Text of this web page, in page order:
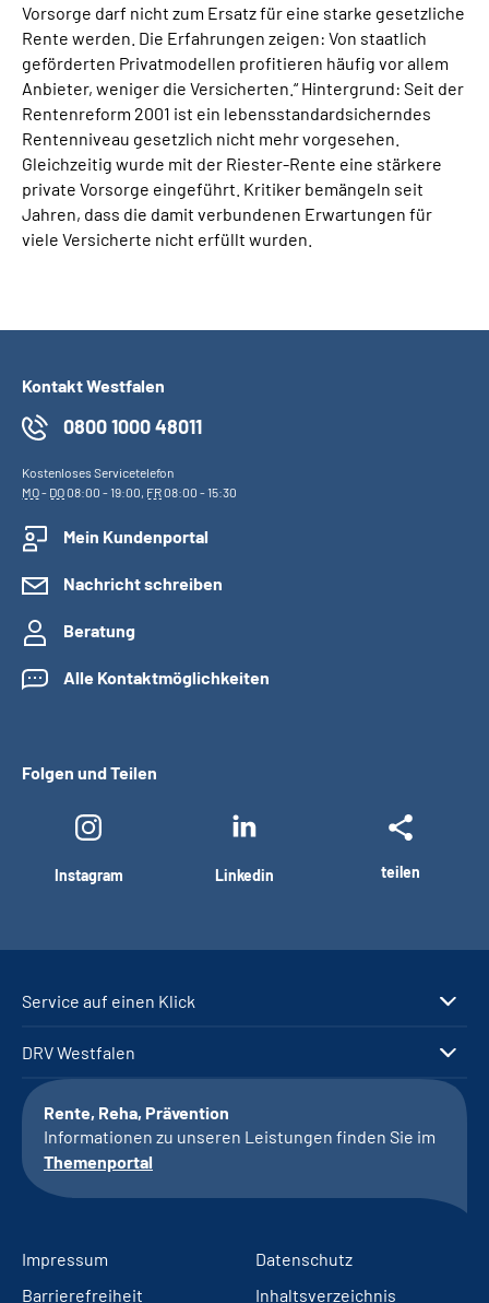
Vorsorge darf nicht zum Ersatz für eine starke gesetzliche
Rente werden. Die Erfahrungen zeigen: Von staatlich
geförderten Privatmodellen profitieren häufig vor allem
Anbieter, weniger die Versicherten.“ Hintergrund: Seit der
Rentenreform 2001 ist ein lebensstandardsicherndes
Rentenniveau gesetzlich nicht mehr vorgesehen.
Gleichzeitig wurde mit der Riester-Rente eine stärkere
private Vorsorge eingeführt. Kritiker bemängeln seit
Jahren, dass die damit verbundenen Erwartungen für
viele Versicherte nicht erfüllt wurden.
Kontakt Westfalen
0800 1000 48011
Kostenloses Servicetelefon
MO- DO08:00 - 19:00, FR08:00 - 15:30
Mein Kundenportal
Nachricht schreiben
Beratung
Alle Kontaktmöglichkeiten
Folgen und Teilen
Instagram Linkedin teilen
Service auf einen Klick
DRV Westfalen
Rente, Reha, Prävention
Informationen zu unseren Leistungen finden Sie im
Themenportal
Impressum
Datenschutz
Barrierefreiheit
Inhaltsverzeichnis